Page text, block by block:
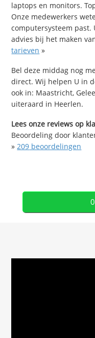
laptops en monitors.
Onze medewerkers
computersysteem
advies bij het maken
tarieven »
Bel deze middag nog
direct. Wij helpen U in
ook in: Maastricht,
uiteraard in Heerlen.
Lees onze reviews op
Beoordeling door
» 209 beoordelingen